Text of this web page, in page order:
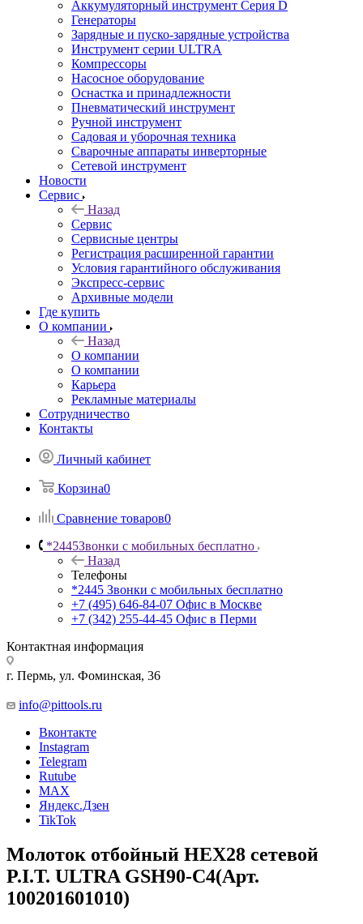
Аккумуляторный инструмент Серия D
Генераторы
Зарядные и пуско-зарядные устройства
Инструмент серии ULTRA
Компрессоры
Насосное оборудование
Оснастка и принадлежности
Пневматический инструмент
Ручной инструмент
Садовая и уборочная техника
Сварочные аппараты инверторные
Сетевой инструмент
Новости
Сервис
Назад
Сервис
Сервисные центры
Регистрация расширенной гарантии
Условия гарантийного обслуживания
Экспресс-сервис
Архивные модели
Где купить
О компании
Назад
О компании
О компании
Карьера
Рекламные материалы
Сотрудничество
Контакты
Личный кабинет
Корзина0
Сравнение товаров0
*2445Звонки с мобильных бесплатно
Назад
Телефоны
*2445 Звонки с мобильных бесплатно
+7 (495) 646-84-07 Офис в Москве
+7 (342) 255-44-45 Офис в Перми
Контактная информация
г. Пермь, ул. Фоминская, 36
info@pittools.ru
Вконтакте
Instagram
Telegram
Rutube
MAX
Яндекс.Дзен
TikTok
Молоток отбойный HEX28 сетевой
P.I.T. ULTRA GSH90-C4(Арт.
100201601010)